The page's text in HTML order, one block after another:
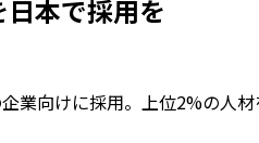
本で採用を
業向けに採用。上位2%の人